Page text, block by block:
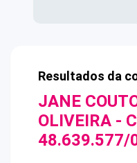
Resultados da
JANE
OLIVEIRA -
48.639.577/